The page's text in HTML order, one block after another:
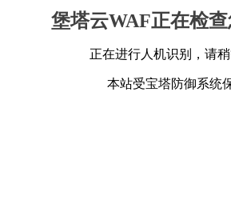
堡塔云WAF正在检查
正在进行人机识别，请
本站受宝塔防御系统